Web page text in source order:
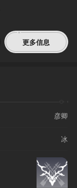
更多信息
彦卿
冰